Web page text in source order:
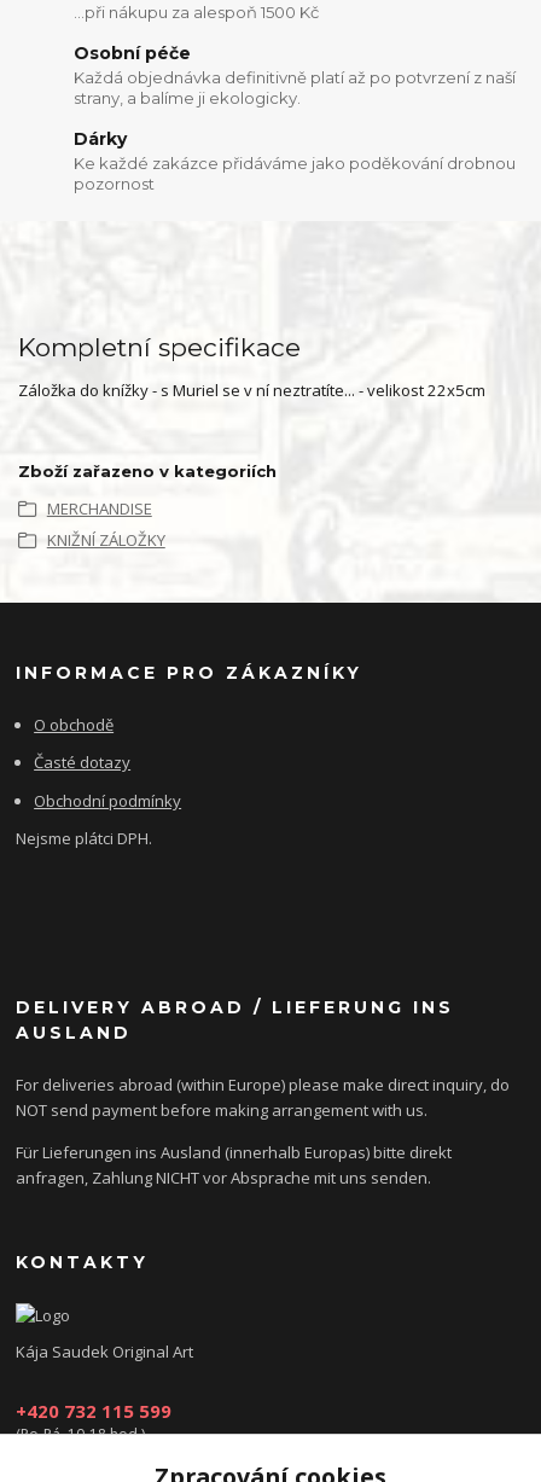
...při nákupu za alespoň 1500 Kč
Osobní péče
Každá objednávka definitivně platí až po potvrzení z naší
strany, a balíme ji ekologicky.
Dárky
Ke každé zakázce přidáváme jako poděkování drobnou
pozornost
Kompletní specifikace
Záložka do knížky - s Muriel se v ní neztratíte... - velikost 22x5cm
Zboží zařazeno v kategoriích
MERCHANDISE
KNIŽNÍ ZÁLOŽKY
INFORMACE PRO ZÁKAZNÍKY
O obchodě
Časté dotazy
Obchodní podmínky
Nejsme plátci DPH.
DELIVERY ABROAD / LIEFERUNG INS
AUSLAND
For deliveries abroad (within Europe) please make direct inquiry, do
NOT send payment before making arrangement with us.
Für Lieferungen ins Ausland (innerhalb Europas) bitte direkt
anfragen, Zahlung NICHT vor Absprache mit uns senden.
KONTAKTY
Kája Saudek Original Art
+420 732 115 599
(Po-Pá, 10-18 hod.)